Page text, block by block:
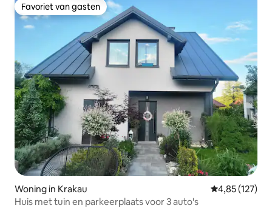
Favoriet van gasten
Favoriet van gasten
Woning in Krakau Gemiddelde
4,85 (127)
Huis met tuin en parkeerplaats voor 3 auto's